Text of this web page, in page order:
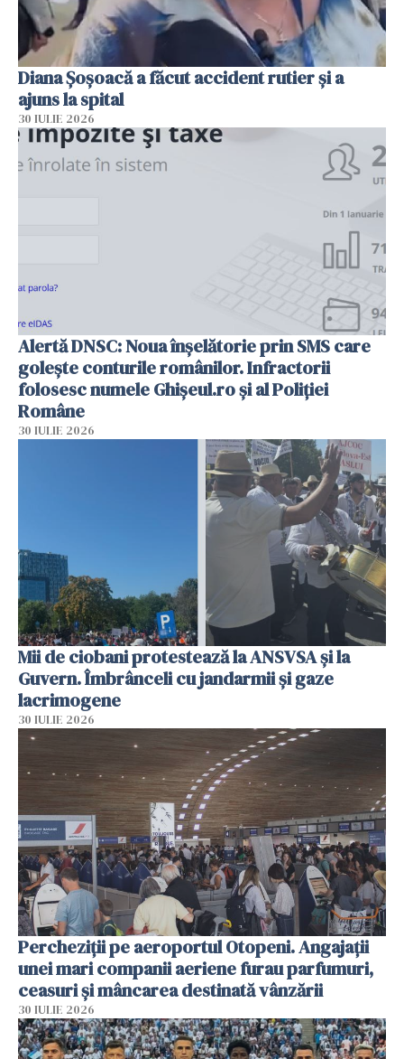
Diana Șoșoacă a făcut accident rutier și a
ajuns la spital
30 IULIE 2026
Alertă DNSC: Noua înșelătorie prin SMS care
golește conturile românilor. Infractorii
folosesc numele Ghișeul.ro și al Poliției
Române
30 IULIE 2026
Mii de ciobani protestează la ANSVSA și la
Guvern. Îmbrânceli cu jandarmii și gaze
lacrimogene
30 IULIE 2026
Percheziții pe aeroportul Otopeni. Angajații
unei mari companii aeriene furau parfumuri,
ceasuri și mâncarea destinată vânzării
30 IULIE 2026